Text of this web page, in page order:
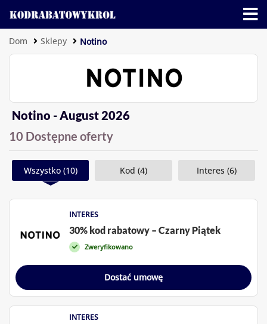
Dom Sklepy Notino
Notino - August 2026
10 Dostępne oferty
Wszystko (10) Kod (4) Interes (6)
INTERES
30% kod rabatowy – Czarny Piątek
Zweryfikowano
Dostać umowę
INTERES